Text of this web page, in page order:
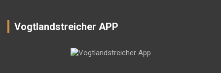
Vogtlandstreicher APP